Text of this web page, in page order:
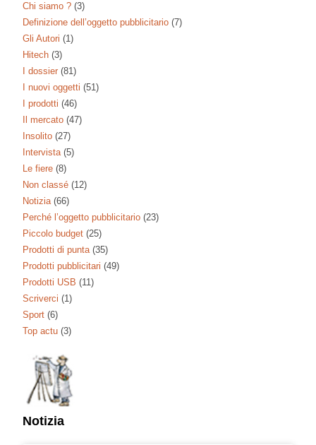
Chi siamo ? (3)
Definizione dell’oggetto pubblicitario (7)
Gli Autori (1)
Hitech (3)
I dossier (81)
I nuovi oggetti (51)
I prodotti (46)
Il mercato (47)
Insolito (27)
Intervista (5)
Le fiere (8)
Non classé (12)
Notizia (66)
Perché l’oggetto pubblicitario (23)
Piccolo budget (25)
Prodotti di punta (35)
Prodotti pubblicitari (49)
Prodotti USB (11)
Scriverci (1)
Sport (6)
Top actu (3)
Notizia